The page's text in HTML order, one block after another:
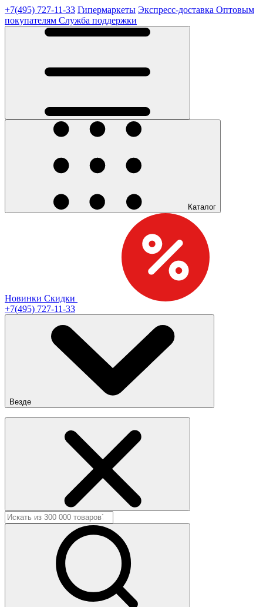
+7(495) 727-11-33 Гипермаркеты Экспресс-доставка Оптовым
покупателям Служба поддержки
Каталог
Новинки Скидки
+7(495) 727-11-33
Везде